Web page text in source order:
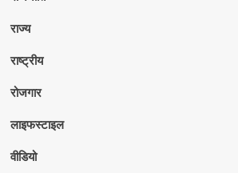
राज्य
राष्ट्रीय
रोजगार
लाइफस्टाइल
वीडियो